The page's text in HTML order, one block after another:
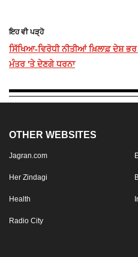
ਇਹ ਵੀ ਪੜ੍ਹੋ
ਸਿੱਖਿਆ-ਵਿਰੋਧੀ ਨੀਤੀਆਂ ਖ਼ਿਲਾਫ਼ ਦੇਸ਼
ਮੰਤਰ 'ਤੇ ਦੇਣਗੇ ਧਰਨਾ
OTHER WEBSITES
Jagran.com
Her Zindagi
Health
Radio City